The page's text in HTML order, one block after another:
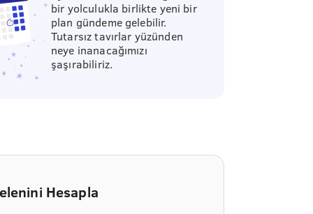
bir yolculukla birlikte yeni bir
plan gündeme gelebilir.
Tutarsız tavırlar yüzünden
neye inanacağımızı
şaşırabiliriz.
Hesapla